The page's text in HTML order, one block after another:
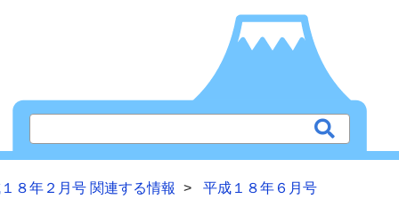
８年２月号 関連する情報 平成１８年６月号